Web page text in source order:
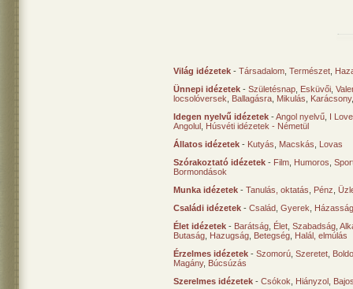
Világ idézetek - Társadalom Természet
Ünnepi idézetek - Születésnap Esküvői
locsolóversek
Ballagásra Mikulás Karácsony
Idegen nyelvű idézetek -Angol nyelvű I
Angolul Húsvéti idézetek - Németül
Állatos idézetek - Kutyás Macskás
Lovas
Szórakoztató idézetek - Film Humoros
Bormondások
Munka idézetek - Tanulás, oktatás Pénz
Családi idézetek - Család Gyerek
Élet idézetek - Barátság Élet Szabadság
Butaság Hazugság Betegség Halál, elmúlás
Érzelmes idézetek - Szomorú Szeretet
Magány, Búcsúzás
Szerelmes idézetek - Csókok Hiányzol